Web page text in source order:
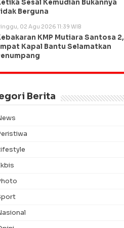
Sesal Kemudian Bukannya
Berguna
02 Agu 2026 11:39 WIB
KMP Mutiara Santosa 2,
Kapal Bantu Selamatkan
Berita